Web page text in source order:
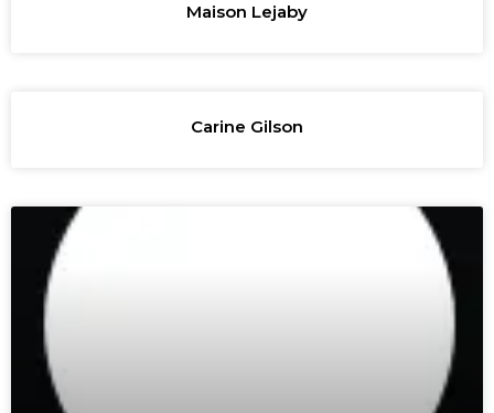
Maison Lejaby
Carine Gilson